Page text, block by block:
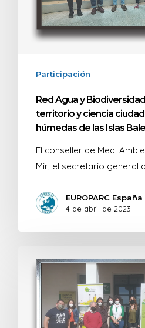
Participación
Red Agua y
territorio y ciencia
húmedas de las Islas
El conseller de Medi
Mir, el secretario general
EUROPARC España
4 de abril de 2023